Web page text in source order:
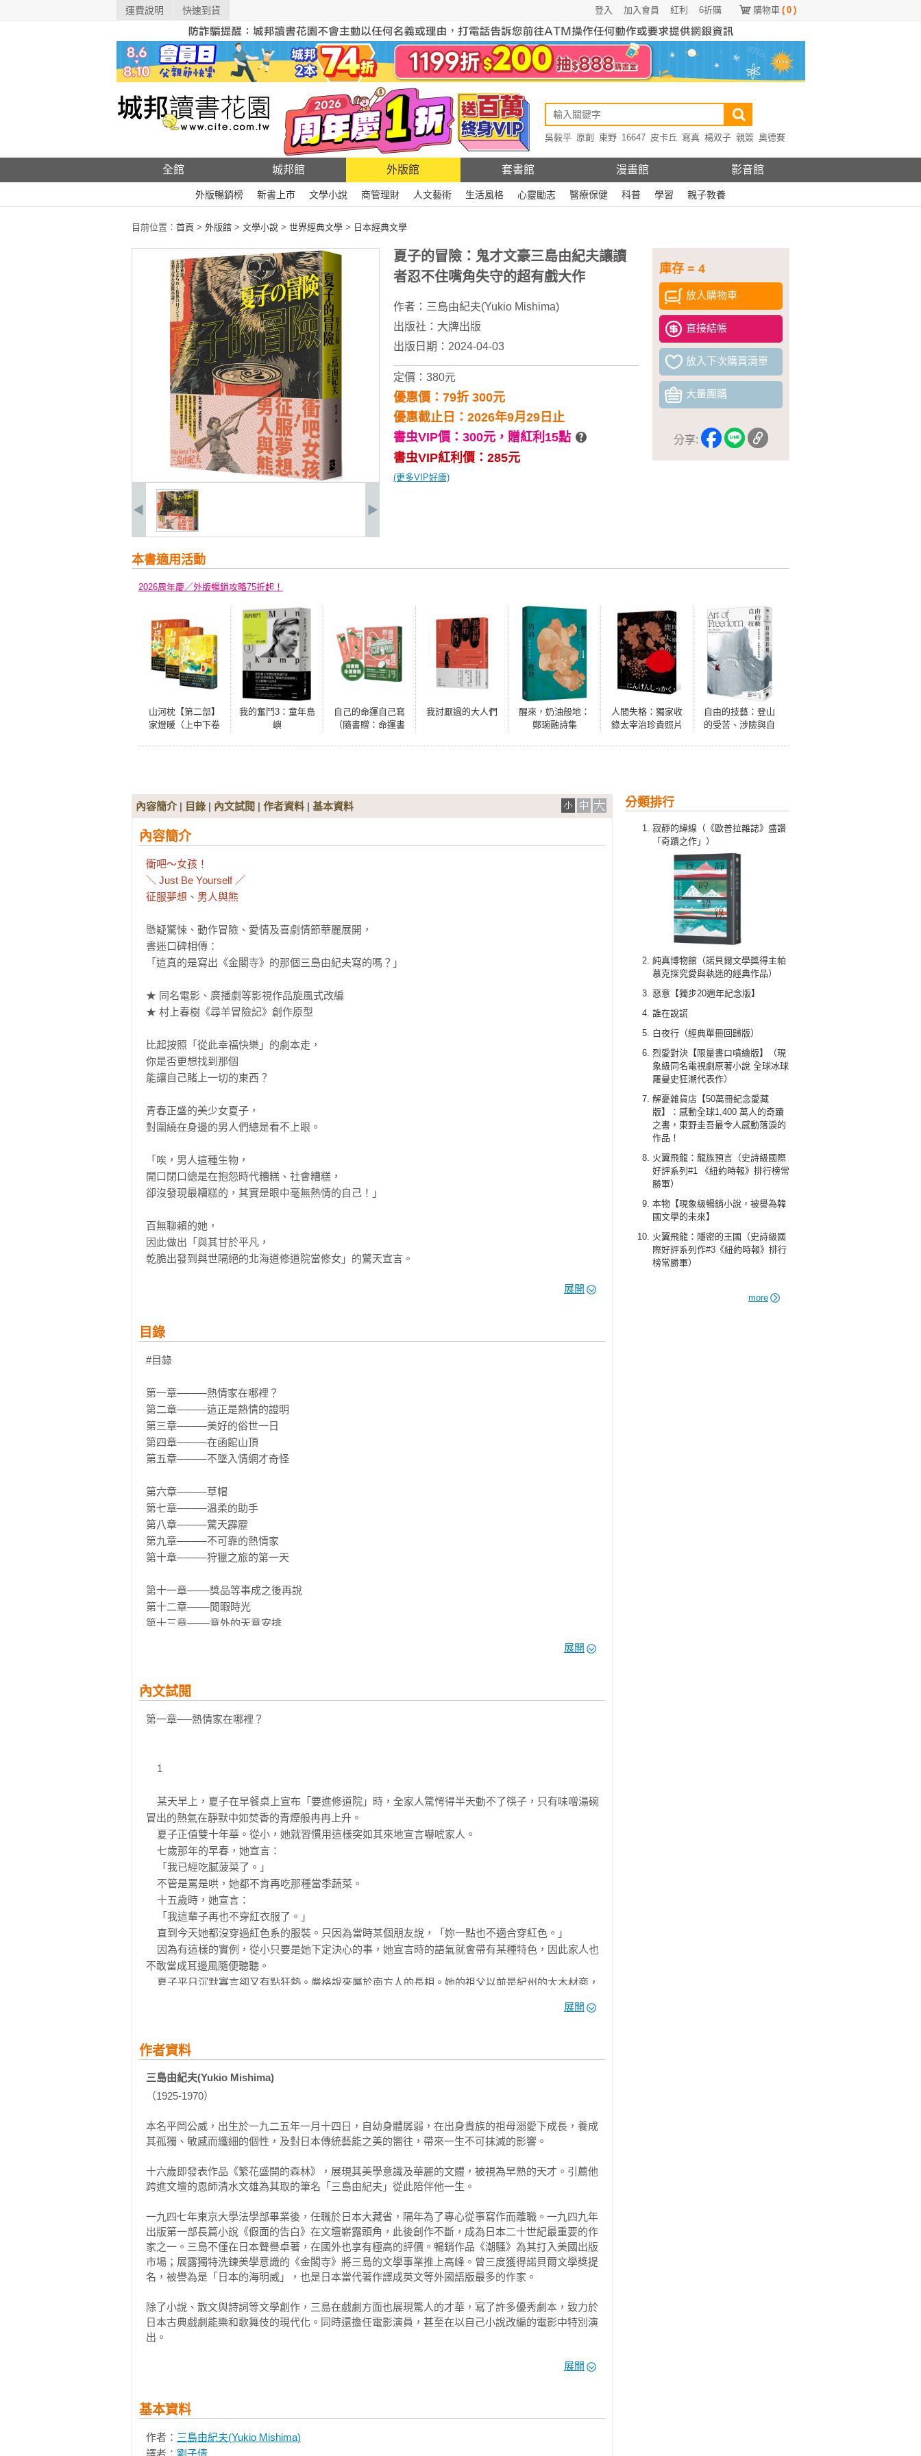
運費說明 快速到貨 購物車 ( 0 )
6折購
紅利
加入會員
登入
吳毅平 原創 東野 16647 皮卡丘 寫真 楊双子 親簽 奧德賽
全館 城邦館 外版館 套書館 漫畫館 影音館
外版暢銷榜 新書上市 文學小說 商管理財 人文藝術 生活風格 心靈勵志 醫療保健 科普 學習 親子教養
目前位置： 首頁 > 外版館 > 文學小說 > 世界經典文學 > 日本經典文學
庫存 = 4
放入購物車
直接結帳
放入下次購買清單
大量團購
分享:
夏子的冒險：鬼才文豪三島由紀夫讓讀
者忍不住嘴角失守的超有戲大作
作者： 三島由紀夫(Yukio Mishima)
出版社： 大牌出版
出版日期：2024-04-03
定價：380元
優惠價：79折 300元
優惠截止日：2026年9月29日止
書虫VIP價：300元， 贈紅利15點
書虫VIP紅利價：285元
(更多VIP好康)
本書適用活動
2026周年慶／外版暢銷攻略75折起！
山河枕【第二部】
家燈暖（上中下卷
我的奮鬥3：童年島
嶼
自己的命運自己寫
（隨書贈：命運書
我討厭過的大人們
醒來，奶油般地：
鄭琬融詩集
人間失格：獨家收
錄太宰治珍貴照片
自由的技藝：登山
的受苦、涉險與自
分類排行
寂靜的緯線（《歐普拉雜誌》盛讚
「奇蹟之作」）
純真博物館（諾貝爾文學獎得主帕
慕克探究愛與執迷的經典作品）
惡意【獨步20週年紀念版】
誰在說謊
白夜行（經典單冊回歸版）
烈愛對決【限量書口噴繪版】（現
象級同名電視劇原著小說 全球冰球
羅曼史狂潮代表作）
解憂雜貨店【50萬冊紀念愛藏
版】：感動全球1,400 萬人的奇蹟
之書，東野圭吾最令人感動落淚的
作品！
火翼飛龍：龍族預言（史詩級國際
好評系列#1 《紐約時報》排行榜常
勝軍）
本物【現象級暢銷小說，被譽為韓
國文學的未來】
火翼飛龍：隱密的王國（史詩級國
際好評系列作#3《紐約時報》排行
榜常勝軍）
more
內容簡介| 目錄 | 內文試閱 | 作者資料 | 基本資料
內容簡介
衝吧～女孩！
＼ Just Be Yourself ／
征服夢想、男人與熊
懸疑驚悚、動作冒險、愛情及喜劇情節華麗展開，
書迷口碑相傳：
「這真的是寫出《金閣寺》的那個三島由紀夫寫的嗎？」
★ 同名電影、廣播劇等影視作品旋風式改編
★ 村上春樹《尋羊冒險記》創作原型
比起按照「從此幸福快樂」的劇本走，
你是否更想找到那個
能讓自己賭上一切的東西？
青春正盛的美少女夏子，
對圍繞在身邊的男人們總是看不上眼。
「唉，男人這種生物，
開口閉口總是在抱怨時代糟糕、社會糟糕，
卻沒發現最糟糕的，其實是眼中毫無熱情的自己！」
百無聊賴的她，
因此做出「與其甘於平凡，
乾脆出發到與世隔絕的北海道修道院當修女」的驚天宣言。
還有為了護衛自家寶貝女兒，
由母親、祖母及姑姑組成的「噗嚨共愚婦三人組」，
全都被勇敢做自己的夏子，耍得團團轉……
隱藏在《金閣寺》、《假面的告白》、《豐饒之海》等名作光環之下，
鬼才文豪三島由紀夫
讓讀者忍不住嘴角失守的超有戲大作！
    《夏子的冒險》是三島由紀夫的第七部長篇小說，內容描述一位外表純真無垢、內心卻對自己認定
故事──對夏子來說，那些「做了就無法回頭」的事，才是最美妙的冒險。
    有別於三島由紀夫絢麗又細緻優美的寫作風格，《夏子的冒險》不但通篇充滿青春活潑的明亮氣
息，它猶如電影敘事般的場景轉換、鮮活的人物刻劃，以及冷不防直戳笑點的熱鬧對白，都讓本書深
受各個年齡層的大眾喜愛，讀來爽快感十足。
    夏子心中，獨具魅力的「熱情家」究竟在哪裡？
    她能突破現實，找到理想中的真愛嗎？
    或者在找到答案之前，她就被北國荒野中的食人熊做成「人類女性」的罐頭吃掉了？
展開
目錄
#目錄
第一章────熱情家在哪裡？
第二章────這正是熱情的證明
第三章────美好的俗世一日
第四章────在函館山頂
第五章────不墜入情網才奇怪
第六章────草帽
第七章────溫柔的助手
第八章────驚天霹靂
第九章────不可靠的熱情家
第十章────狩獵之旅的第一天
第十一章───獎品等事成之後再說
第十二章───閒暇時光
第十三章───意外的天意安排
第十六章───歸去來兮
第十八章───遇襲
第二十二章──狩獵家氣質
第二十三章──苦難的戀人
第二十四章──蘭越古潭之夜
第二十五章──登場人物齊聚一堂
第二十六章──道歉也是一種奇妙的發展
第二十七章──黑暗中蠢動的影子
第二十八章──令人毛骨悚然的訪客
第二十九章──永生難忘的一夜
第三十章───尾聲
展開
內文試閱
第一章──熱情家在哪裡？
冒出的熱氣在靜默中如焚香的青煙般冉冉上升。
不敢當成耳邊風隨便聽聽。
的眼睛，烏黑的頭髮，形狀有點俗氣、非常飽滿的嘴唇，就女人而言太過強悍的挺直鼻樑，想必有人
感。
昆蟲學者的眼光觀察這些男人。有的男人像獨角仙。有的青年像螽斯。有的學生像白紋蝶。有的上班
族像天牛。還有膚色黝黑的矮小男人像蟋蟀。夏子將男人分門別類，私下稱他們為某某類某某目。例
牙，於是不幸被稱為「金蒼蠅」。不過，夏子雖然私底下講壞話毫不留情，表面上卻和每個男人都有
點像情侶在交往，膽小的母親每次看到女兒這樣都替她捏了把冷汗。
    這些男人最頭痛的，就是夏子完全沒有所謂的偏見。這個天使，像紅十字會的天使一樣奉行博愛主
義。無論對任何事，都不會說出「乙比甲更好」這種話。她總是這個也好那個也好。當然這些年輕人
急於讓她只看到自己一個人的優點，但是夏子似乎認定特別待遇是罪惡。她對任何男人都是半帶輕蔑
半尊敬，半帶喜愛半嫌棄。
眼睛和烏黑的頭髮，任誰都不會懷疑她的內心深處沉睡著熱情家的血液。夏子的熱情，就像人人都相
信存在卻誰也沒有見過的鬼。
    不過在夏子看來，那全是男人的錯。夏子沉睡的熱情，非常強而有力，所以只有同樣強而有力的熱
情才能與之產生共鳴。可是在哪個男人眼中能發現那樣的熱情呢？比方說任職紙漿公司的辰雄，眼中
    「妳猜猜看這裡面是什麼。」
的臉頰就會出現酒窩，是個單純爽朗的青年。他總是吹口哨或把手指按得喀喀響，好像不隨時隨地弄
展開
作者資料
三島由紀夫(Yukio Mishima)
（1925-1970）
本名平岡公威，出生於一九二五年一月十四日，自幼身體孱弱，在出身貴族的祖母溺愛下成長，養成
其孤獨、敏感而纖細的個性，及對日本傳統藝能之美的嚮往，帶來一生不可抹滅的影響。
十六歲即發表作品《繁花盛開的森林》，展現其美學意識及華麗的文體，被視為早熟的天才。引薦他
跨進文壇的恩師清水文雄為其取的筆名「三島由紀夫」從此陪伴他一生。
一九四七年東京大學法學部畢業後，任職於日本大藏省，隔年為了專心從事寫作而離職。一九四九年
出版第一部長篇小說《假面的告白》在文壇嶄露頭角，此後創作不斷，成為日本二十世紀最重要的作
家之一。三島不僅在日本聲譽卓著，在國外也享有極高的評價。暢銷作品《潮騷》為其打入美國出版
市場；展露獨特洗鍊美學意識的《金閣寺》將三島的文學事業推上高峰。曾三度獲得諾貝爾文學獎提
名，被譽為是「日本的海明威」，也是日本當代著作譯成英文等外國語版最多的作家。
除了小說、散文與詩詞等文學創作，三島在戲劇方面也展現驚人的才華，寫了許多優秀劇本，致力於
日本古典戲劇能樂和歌舞伎的現代化。同時還擔任電影演員，甚至在以自己小說改編的電影中特別演
出。
一九七O年十一月二十五日，三島完成力作《豐饒之海》四部曲最終卷《天人五衰》後，即夥同四名楯
《女神》與《豐饒之海》四部曲等。
展開
基本資料
作者： 三島由紀夫(Yukio Mishima)
譯者： 劉子倩